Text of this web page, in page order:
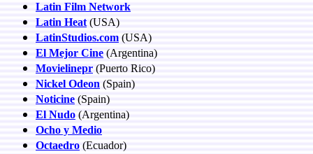
Latin Film Network
Latin Heat(USA)
LatinStudios.com (USA)
El Mejor Cine (Argentina)
Movielinepr (Puerto Rico)
Nickel Odeon (Spain)
Noticine (Spain)
El Nudo (Argentina)
Ocho y Medio
Octaedro (Ecuador)